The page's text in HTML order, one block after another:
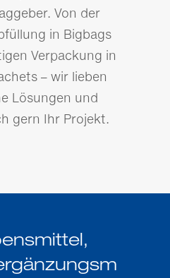
Von der
in Bigbags
Verpackung in
– wir lieben
Lösungen und
gern Ihr Projekt.